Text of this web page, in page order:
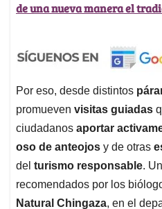
de una nueva manera el
Por eso, desde distintos
promueven visitas guiadas
ciudadanos aportar
oso de anteojos y de otras
del turismo responsable.
recomendados por los
Natural Chingaza, en el